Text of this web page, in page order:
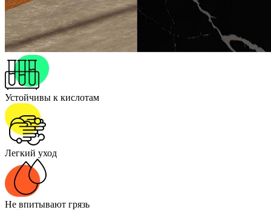
Устойчивы к кислотам
Легкий уход
Не впитывают грязь